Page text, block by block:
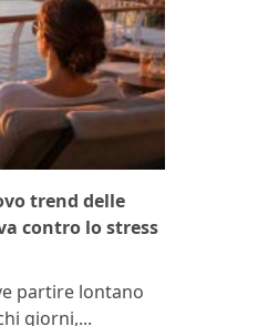
trend delle
contro lo stress
partire lontano
giorni,...